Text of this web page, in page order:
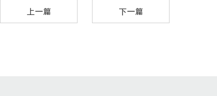
上一篇 下一篇